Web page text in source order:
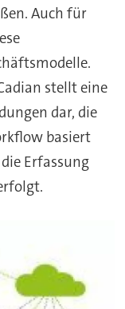
Auch für
stellt eine
dar, die
basiert
Erfassung